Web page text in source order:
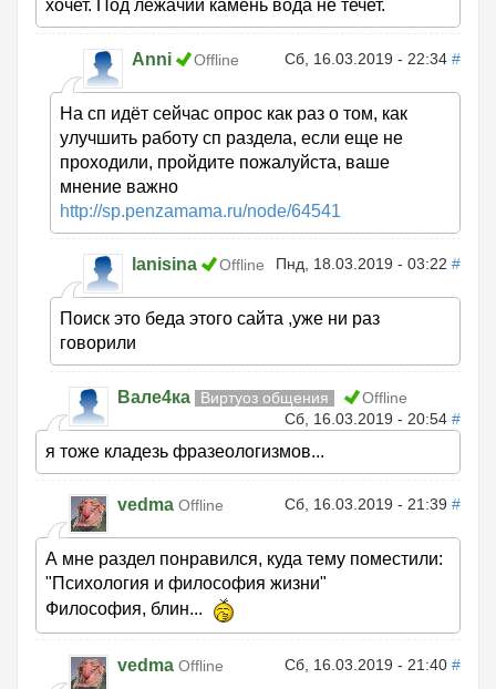
хочет. Под лежачий камень вода не течет.
Anni Offline Сб, 16.03.2019 - 22:34 #
На сп идёт сейчас опрос как раз о том, как
улучшить работу сп раздела, если еще не
проходили, пройдите пожалуйста, ваше
мнение важно
http://sp.penzamama.ru/node/64541
lanisina Offline Пнд, 18.03.2019 - 03:22 #
Поиск это беда этого сайта ,уже ни раз
говорили
Вале4ка Виртуоз общения
Offline
Сб, 16.03.2019 - 20:54 #
я тоже кладезь фразеологизмов...
vedma Offline Сб, 16.03.2019 - 21:39 #
А мне раздел понравился, куда тему поместили:
"Психология и философия жизни"
Философия, блин...
vedma Offline Сб, 16.03.2019 - 21:40 #